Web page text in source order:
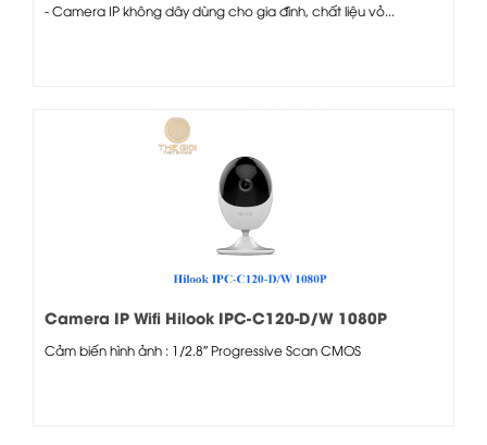
- Camera IP không dây dùng cho gia đình, chất liệu vỏ...
Camera IP Wifi Hilook IPC-C120-D/W 1080P
Cảm biến hình ảnh : 1/2.8″ Progressive Scan CMOS